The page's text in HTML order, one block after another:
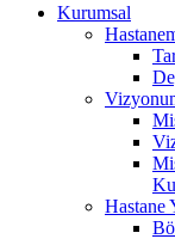
Kurumsal
Hastane